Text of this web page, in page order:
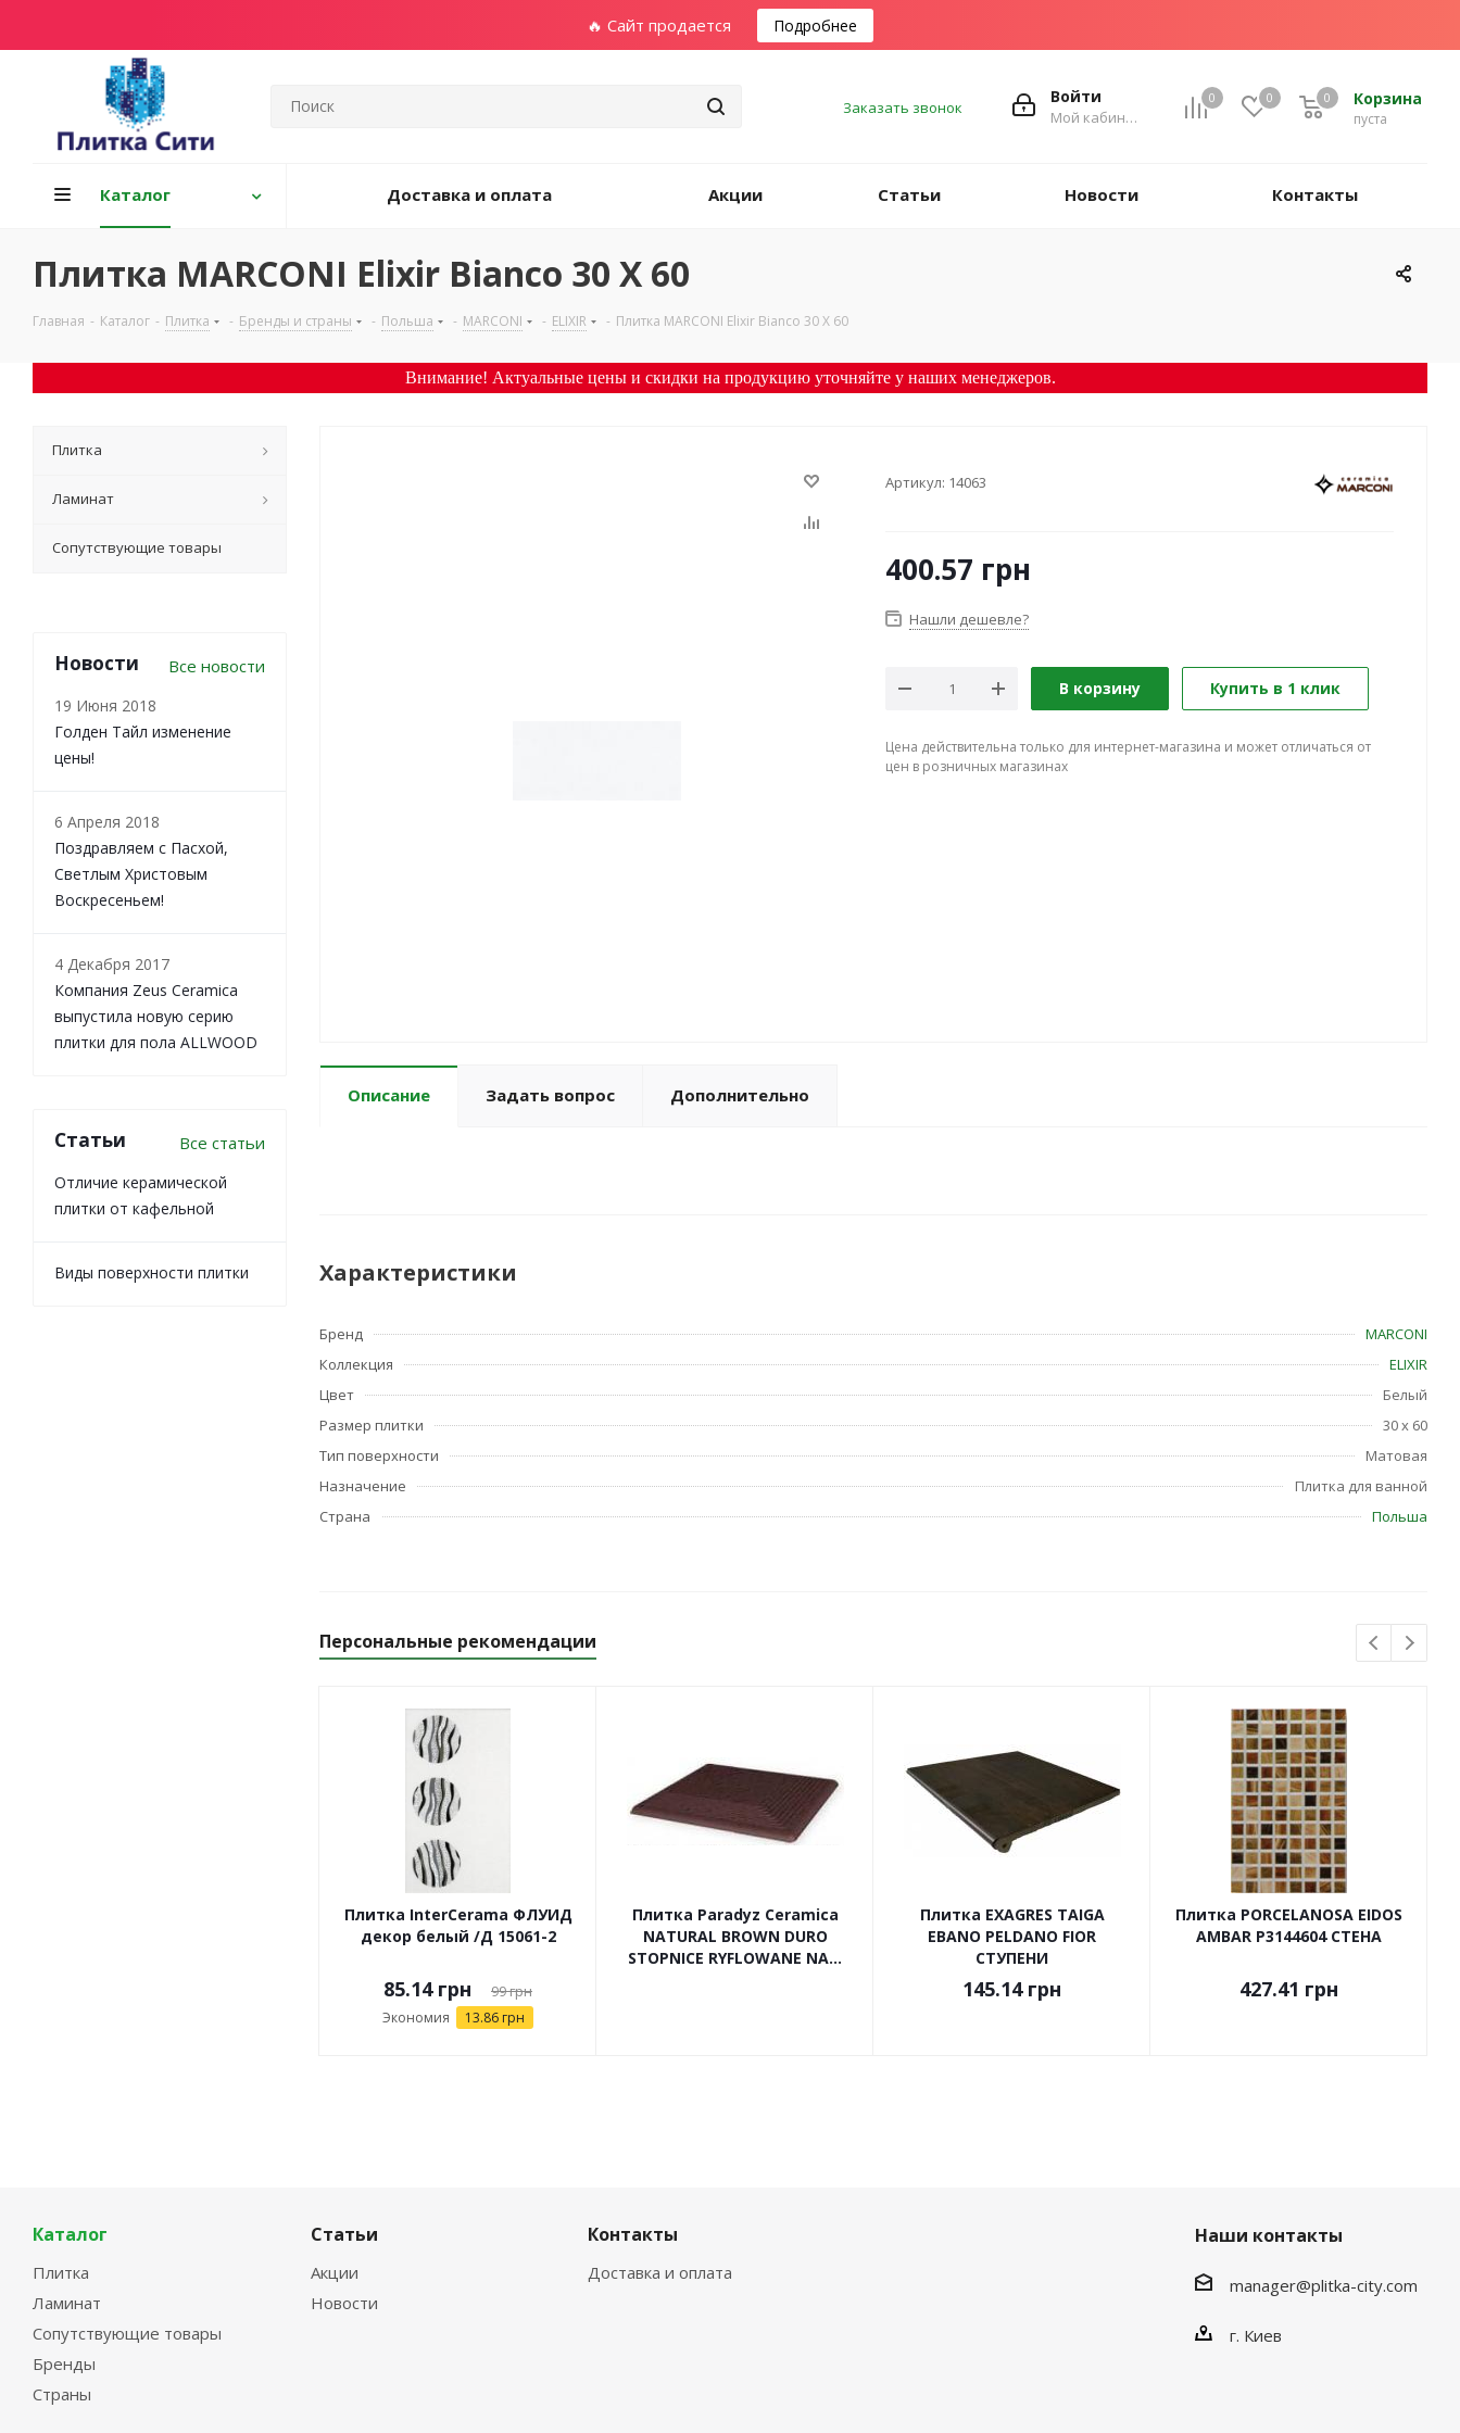
🔥 Сайт продается Подробнее
0 0 Корзина
пуста
0
Войти
Мой кабинет
Заказать звонок
Каталог Доставка и оплата Акции Статьи Новости Контакты
Плитка MARCONI Elixir Bianco 30 X 60
Главная - Каталог - Плитка - Бренды и страны - Польша - MARCONI - ELIXIR - Плитка MARCONI Elixir Bianco 30 X 60
Внимание! Актуальные цены и скидки на продукцию уточняйте у наших менеджеров.
Артикул: 14063
400.57 грн
Нашли дешевле?
В корзину Купить в 1 клик
Цена действительна только для интернет-магазина и может отличаться от
цен в розничных магазинах
Описание Задать вопрос Дополнительно
Характеристики
Бренд
MARCONI
Коллекция
ELIXIR
Цвет
Белый
Размер плитки
30 x 60
Тип поверхности
Матовая
Назначение
Плитка для ванной
Страна
Польша
Персональные рекомендации
Плитка InterCerama ФЛУИД
декор белый /Д 15061-2
85.14грн 99грн
Экономия 13.86 грн
Плитка Paradyz Ceramica
NATURAL BROWN DURO
STOPNICE RYFLOWANE NA...
Плитка EXAGRES TAIGA
EBANO PELDANO FIOR
СТУПЕНИ
145.14грн
Плитка PORCELANOSA EIDOS
AMBAR P3144604 СТЕНА
427.41 грн
Плитка
Ламинат
Сопутствующие товары
Новости Все новости
19 Июня 2018
Голден Тайл изменение
цены!
6 Апреля 2018
Поздравляем с Пасхой,
Светлым Христовым
Воскресеньем!
4 Декабря 2017
Компания Zeus Ceramica
выпустила новую серию
плитки для пола ALLWOOD
Статьи Все статьи
Отличие керамической
плитки от кафельной
Виды поверхности плитки
Каталог
Плитка
Ламинат
Сопутствующие товары
Бренды
Страны
Статьи
Акции
Новости
Контакты
Доставка и оплата
Наши контакты
manager@plitka-city.com
г. Киев